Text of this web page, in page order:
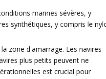
marines sévères, y
synthétiques, y compris le
zone d'amarrage. Les navires
plus petits peuvent ne
est crucial pour